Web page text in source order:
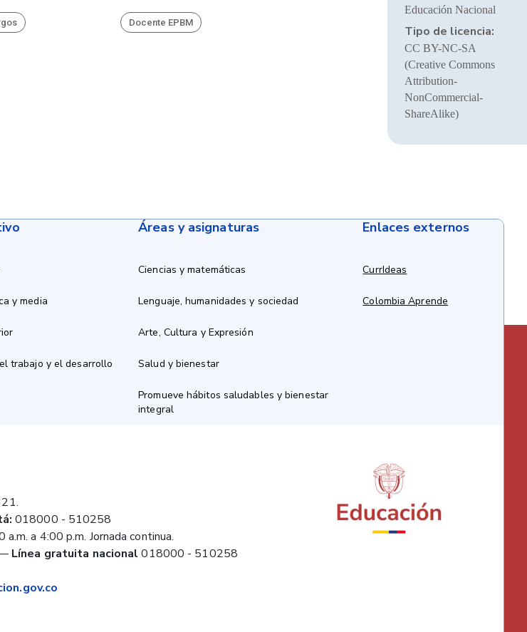
Docente EPBM
Educación Nacional
Tipo de licencia:
CC BY-NC-SA
(Creative Commons
Attribution-
NonCommercial-
ShareAlike)
y media
trabajo y el desarrollo
Áreas y asignaturas
Ciencias y matemáticas
Lenguaje, humanidades y sociedad
Arte, Cultura y Expresión
Salud y bienestar
Promueve hábitos saludables y bienestar
integral
Enlaces externos
CurrIdeas
Colombia Aprende
018000 - 510258
a 4:00 p.m. Jornada continua.
Línea gratuita nacional 018000 - 510258